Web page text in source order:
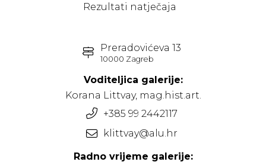
Rezultati natječaja
Preradovićeva 13
10000 Zagreb
Voditeljica galerije:
Korana Littvay, mag.hist.art.
+385 99 2442117
klittvay@alu.hr
Radno vrijeme galerije: